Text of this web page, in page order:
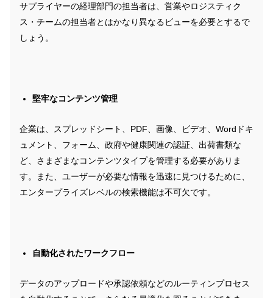
サプライヤーの経理部門の担当者は、営業やロジスティク
ス・チームの担当者とはかなり異なるビューを必要とするで
しょう。
堅牢なコンテンツ管理
企業は、スプレッドシート、PDF、画像、ビデオ、Wordドキ
ュメント、フォーム、政府や健康関連の認証、出荷書類な
ど、さまざまなコンテンツタイプを管理する必要がありま
す。また、ユーザーが必要な情報を迅速に見つけるために、
エンタープライズレベルの検索機能は不可欠です。
自動化されたワークフロー
データのアップロードや承認依頼などのルーティンプロセス